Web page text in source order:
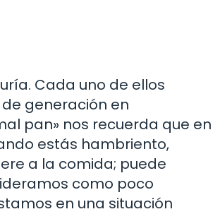
Cada uno de ellos
generación en
pan» nos recuerda que en
estás hambriento,
a la comida; puede
como poco
en una situación